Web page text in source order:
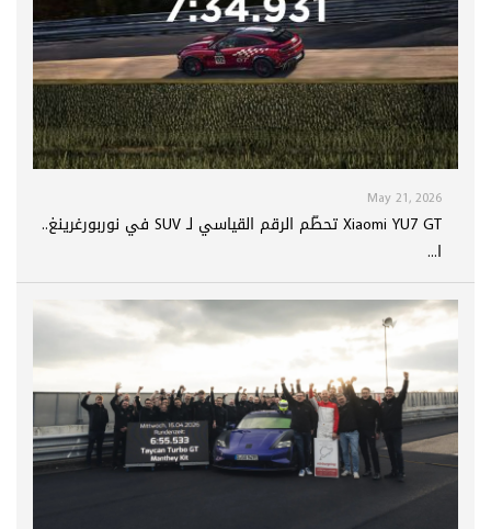
May 21, 2026
Xiaomi YU7 GT تحطّم الرقم القياسي لـ SUV في نوربورغرينغ..
ا...